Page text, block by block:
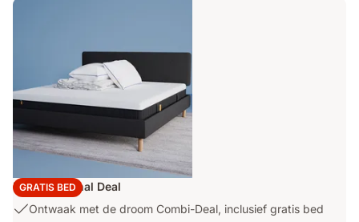
GRATIS BED
Emma Original Deal
USPOntwaak met de droom Combi-Deal, inclusief gratis bed